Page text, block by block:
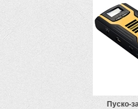
Пуско-